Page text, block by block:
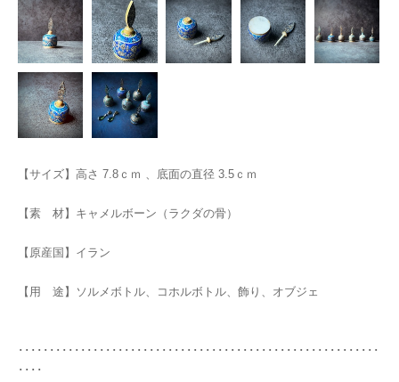
【サイズ】高さ 7.8ｃｍ 、底面の直径 3.5ｃｍ
【素 材】キャメルボーン（ラクダの骨）
【原産国】イラン
【用 途】ソルメボトル、コホルボトル、飾り、オブジェ
･･････････････････････････････････････････････････････････
････